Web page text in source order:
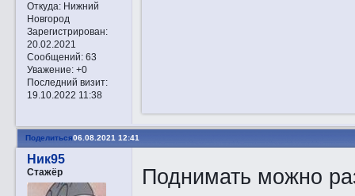
Откуда:Нижний
Новгород
Зарегистрирован:
20.02.2021
Сообщений:63
Уважение: +0
Последний визит:
19.10.2022 11:38
Поделиться06.08.2021 12:41
Ник95
Стажёр
Поднимать можно